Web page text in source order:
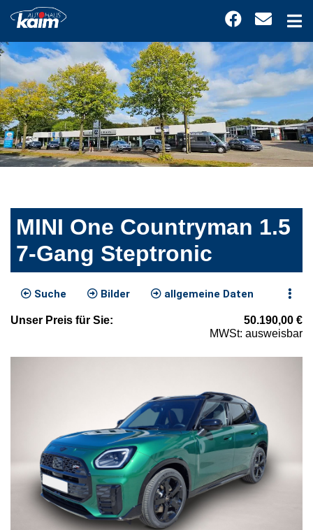
MINI One Countryman 1.5
7-Gang Steptronic
Suche Bilder allgemeine Daten
Unser Preis für Sie: 50.190,00 €
MWSt: ausweisbar